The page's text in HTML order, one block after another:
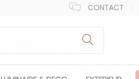
CONTACT